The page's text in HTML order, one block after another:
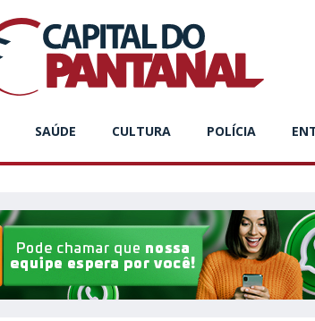
SAÚDE CULTURA POLÍCIA